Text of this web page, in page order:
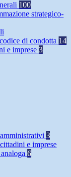
100
strategico-
di condotta 14
e imprese 3
3
e imprese
6